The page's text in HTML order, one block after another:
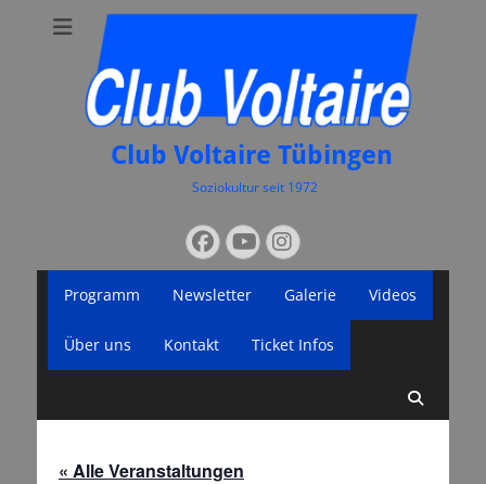
Club Voltaire Tübingen
Soziokultur seit 1972
nach:
Facebook
YouTube
Instagram
Menü
Inhalt
Programm Newsletter Galerie Videos
Über uns Kontakt Ticket Infos
« Alle Veranstaltungen